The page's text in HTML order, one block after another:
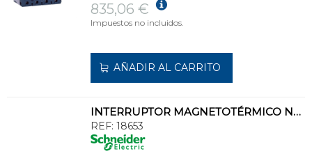
835,06 €
Impuestos no incluidos.
AÑADIR AL CARRITO
INTERRUPTOR MAGNETOTÉRMICO NG125N 4P 32A CURVA-C
REF: 18653